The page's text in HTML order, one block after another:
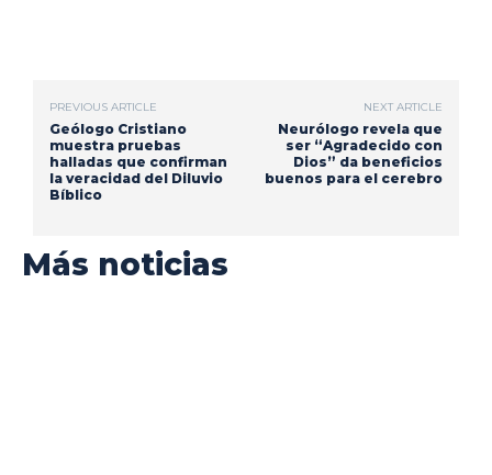
PREVIOUS ARTICLE
Geólogo Cristiano
muestra pruebas
halladas que confirman
la veracidad del Diluvio
Bíblico
NEXT ARTICLE
Neurólogo revela que
ser “Agradecido con
Dios” da beneficios
buenos para el cerebro
Más noticias